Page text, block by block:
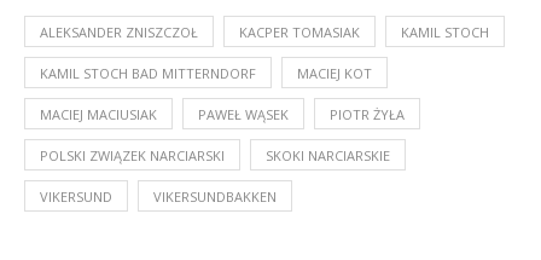
ALEKSANDER ZNISZCZOŁ KACPER TOMASIAK KAMIL STOCH
KAMIL STOCH BAD MITTERNDORF MACIEJ KOT
MACIEJ MACIUSIAK PAWEŁ WĄSEK PIOTR ŻYŁA
POLSKI ZWIĄZEK NARCIARSKI SKOKI NARCIARSKIE
VIKERSUND VIKERSUNDBAKKEN